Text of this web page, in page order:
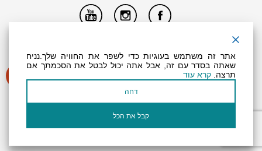
جميع الحقوق محفوظة لـ "أرض (منطقة) البحر الميت ©
אתר זה משתמש בעוגיות כדי לשפר את החוויה שלך.נניח
שאתה בסדר עם זה, אבל אתה יכול לבטל את הסכמתך אם
תרצה. קרא עוד
דחה
קבל את הכל